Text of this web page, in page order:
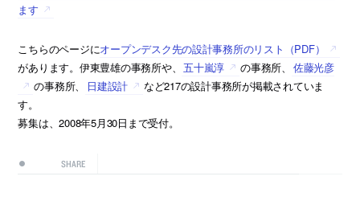
ます
こちらのページにオープンデスク先の設計事務所のリスト（PDF）
があります。伊東豊雄の事務所や、 五十嵐淳 の事務所、
佐藤光彦
の事務所、
日建設計
など217の設計事務所が掲載されていま
す。
募集は、2008年5月30日まで受付。
SHARE